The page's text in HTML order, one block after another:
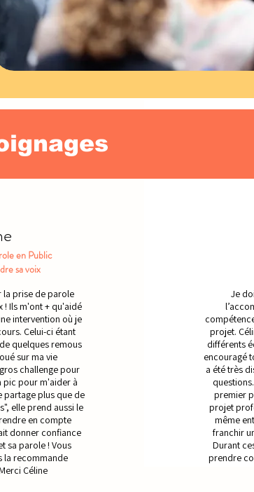
en Public
sa voix
la prise de parole
! Ils m'ont + qu'aidé
intervention où je
Celui-ci étant
quelques remous
sur ma vie
challenge pour
pic pour m'aider à
partage plus que de
elle prend aussi le
en compte
donner confiance
sa parole ! Vous
la recommande
Céline
Je
projet.
différents
encouragé
a été très
premier
projet
même
franchir
Durant
prendre